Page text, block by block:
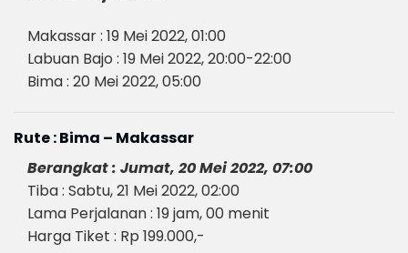
Makassar : 19 Mei 2022, 01:00
Labuan Bajo : 19 Mei 2022, 20:00-22:00
Bima : 20 Mei 2022, 05:00
Rute : Bima – Makassar
Berangkat : Jumat, 20 Mei 2022, 07:00
Tiba : Sabtu, 21 Mei 2022, 02:00
Lama Perjalanan : 19 jam, 00 menit
Harga Tiket : Rp 199.000,-